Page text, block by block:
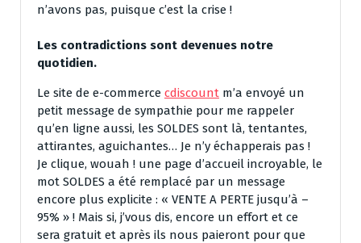
n’avons pas, puisque c’est la crise !
Les contradictions sont devenues notre
quotidien.
Le site de e-commerce cdiscount m’a envoyé un
petit message de sympathie pour me rappeler
qu’en ligne aussi, les SOLDES sont là, tentantes,
attirantes, aguichantes… Je n’y échapperais pas !
Je clique, wouah ! une page d’accueil incroyable, le
mot SOLDES a été remplacé par un message
encore plus explicite : « VENTE A PERTE jusqu’à –
95% » ! Mais si, j’vous dis, encore un effort et ce
sera gratuit et après ils nous paieront pour que